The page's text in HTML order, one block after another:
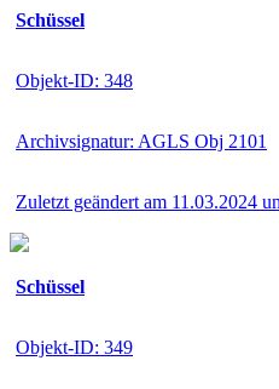
Schüssel
Objekt-ID: 348
Archivsignatur: AGLS Obj 2101
Zuletzt geändert am 11.03.2024
Schüssel
Objekt-ID: 349